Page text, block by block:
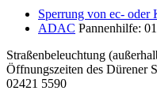
Sperrung von ec- oder
ADAC Pannenhilfe:
Straßenbeleuchtung
Öffnungszeiten des Dürener
02421 5590